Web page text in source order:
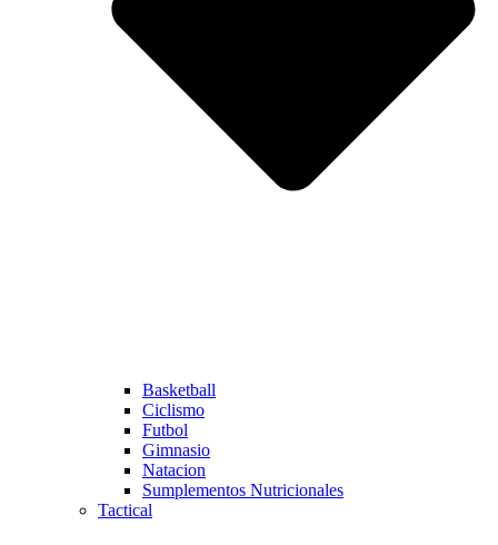
Basketball
Ciclismo
Futbol
Gimnasio
Natacion
Sumplementos Nutricionales
Tactical